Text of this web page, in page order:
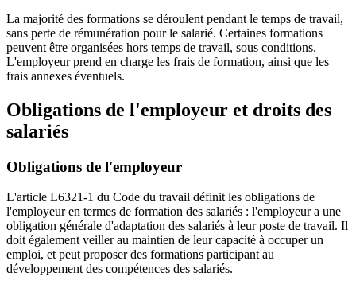
La majorité des formations se déroulent pendant le temps de travail,
sans perte de rémunération pour le salarié. Certaines formations
peuvent être organisées hors temps de travail, sous conditions.
L'employeur prend en charge les frais de formation, ainsi que les
frais annexes éventuels.
Obligations de l'employeur et droits des
salariés
Obligations de l'employeur
L'article L6321-1 du Code du travail définit les obligations de
l'employeur en termes de formation des salariés : l'employeur a une
obligation générale d'adaptation des salariés à leur poste de travail. Il
doit également veiller au maintien de leur capacité à occuper un
emploi, et peut proposer des formations participant au
développement des compétences des salariés.